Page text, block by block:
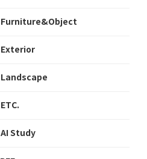
Furniture&Object
Exterior
Landscape
ETC.
AI Study